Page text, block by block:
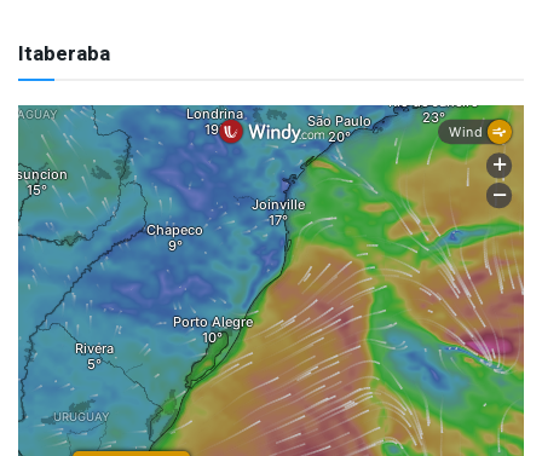
Itaberaba